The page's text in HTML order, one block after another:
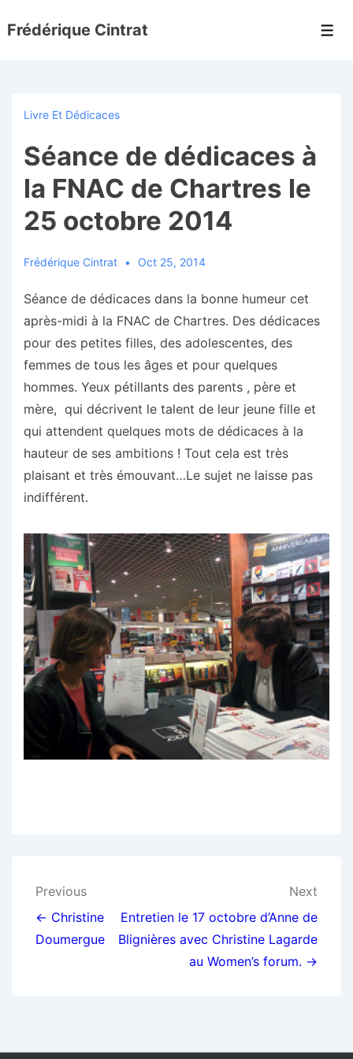
passer
Frédérique Cintrat
Livre Et Dédicaces
Séance de dédicaces à
la FNAC de Chartres le
25 octobre 2014
Frédérique Cintrat Oct 25, 2014
Séance de dédicaces dans la bonne humeur cet
après-midi à la FNAC de Chartres. Des dédicaces
pour des petites filles, des adolescentes, des
femmes de tous les âges et pour quelques
hommes. Yeux pétillants des parents , père et
mère, qui décrivent le talent de leur jeune fille et
qui attendent quelques mots de dédicaces à la
hauteur de ses ambitions ! Tout cela est très
plaisant et très émouvant…Le sujet ne laisse pas
indifférent.
Navigation
de
l’article
Previous
← Christine
Doumergue
Next
Entretien le 17 octobre d’Anne de
Blignières avec Christine Lagarde
au Women’s forum. →